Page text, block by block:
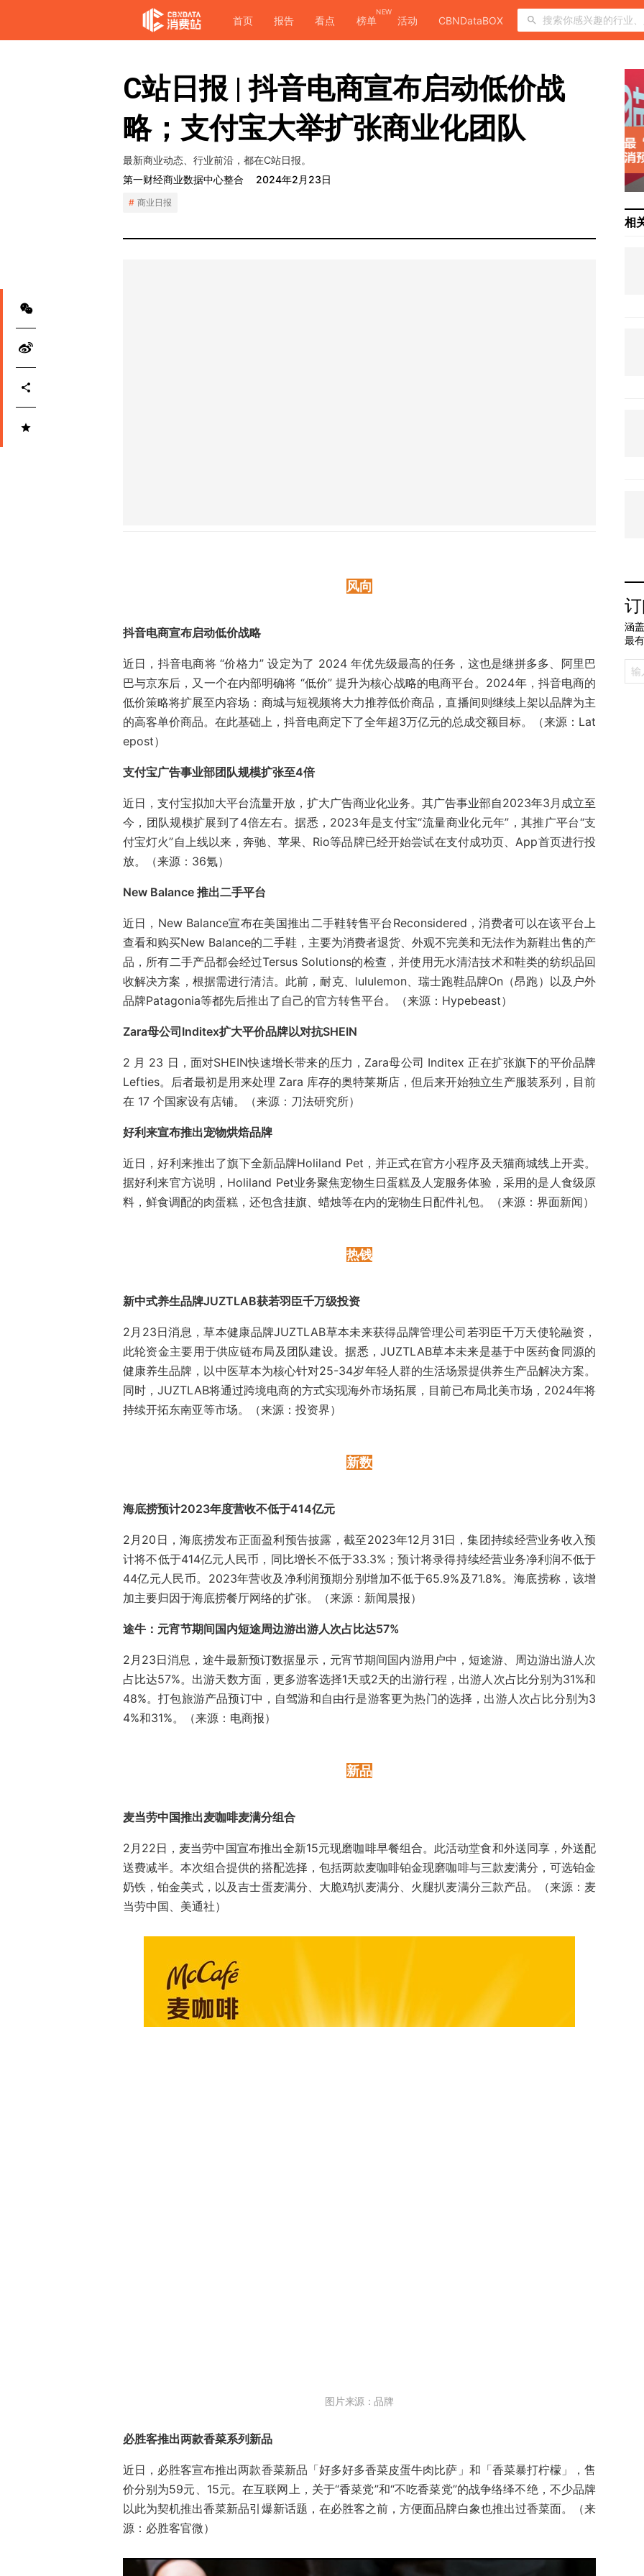
首页 报告 看点 榜单
NEW
活动 CBNDataBOX
C站日报 | 抖音电商宣布启动低价战
略；支付宝大举扩张商业化团队
最新商业动态、行业前沿，都在C站日报。
第一财经商业数据中心整合
2024年2月23日
商业日报
风向
抖音电商宣布启动低价战略
近日，抖音电商将 “价格力” 设定为了 2024 年优先级最高的任务，这也是继拼多多、阿里巴
巴与京东后，又一个在内部明确将 “低价” 提升为核心战略的电商平台。2024年，抖音电商的
低价策略将扩展至内容场：商城与短视频将大力推荐低价商品，直播间则继续上架以品牌为主
的高客单价商品。在此基础上，抖音电商定下了全年超3万亿元的总成交额目标。（来源：Lat
epost）
支付宝广告事业部团队规模扩张至4倍
近日，支付宝拟加大平台流量开放，扩大广告商业化业务。其广告事业部自2023年3月成立至
今，团队规模扩展到了4倍左右。据悉，2023年是支付宝“流量商业化元年”，其推广平台“支
付宝灯火”自上线以来，奔驰、苹果、Rio等品牌已经开始尝试在支付成功页、App首页进行投
放。（来源：36氪）
New Balance 推出二手平台
近日，New Balance宣布在美国推出二手鞋转售平台Reconsidered，消费者可以在该平台上
查看和购买New Balance的二手鞋，主要为消费者退货、外观不完美和无法作为新鞋出售的产
品，所有二手产品都会经过Tersus Solutions的检查，并使用无水清洁技术和鞋类的纺织品回
收解决方案，根据需进行清洁。此前，耐克、lululemon、瑞士跑鞋品牌On（昂跑）以及户外
品牌Patagonia等都先后推出了自己的官方转售平台。（来源：Hypebeast）
Zara母公司Inditex扩大平价品牌以对抗SHEIN
2 月 23 日，面对SHEIN快速增长带来的压力，Zara母公司 Inditex 正在扩张旗下的平价品牌
Lefties。后者最初是用来处理 Zara 库存的奥特莱斯店，但后来开始独立生产服装系列，目前
在 17 个国家设有店铺。（来源：刀法研究所）
好利来宣布推出宠物烘焙品牌
近日，好利来推出了旗下全新品牌Holiland Pet，并正式在官方小程序及天猫商城线上开卖。
据好利来官方说明，Holiland Pet业务聚焦宠物生日蛋糕及人宠服务体验，采用的是人食级原
料，鲜食调配的肉蛋糕，还包含挂旗、蜡烛等在内的宠物生日配件礼包。（来源：界面新闻）
热钱
新中式养生品牌JUZTLAB获若羽臣千万级投资
2月23日消息，草本健康品牌JUZTLAB草本未来获得品牌管理公司若羽臣千万天使轮融资，
此轮资金主要用于供应链布局及团队建设。据悉，JUZTLAB草本未来是基于中医药食同源的
健康养生品牌，以中医草本为核心针对25-34岁年轻人群的生活场景提供养生产品解决方案。
同时，JUZTLAB将通过跨境电商的方式实现海外市场拓展，目前已布局北美市场，2024年将
持续开拓东南亚等市场。（来源：投资界）
新数
海底捞预计2023年度营收不低于414亿元
2月20日，海底捞发布正面盈利预告披露，截至2023年12月31日，集团持续经营业务收入预
计将不低于414亿元人民币，同比增长不低于33.3%；预计将录得持续经营业务净利润不低于
44亿元人民币。2023年营收及净利润预期分别增加不低于65.9%及71.8%。海底捞称，该增
加主要归因于海底捞餐厅网络的扩张。（来源：新闻晨报）
途牛：元宵节期间国内短途周边游出游人次占比达57%
2月23日消息，途牛最新预订数据显示，元宵节期间国内游用户中，短途游、周边游出游人次
占比达57%。出游天数方面，更多游客选择1天或2天的出游行程，出游人次占比分别为31%和
48%。打包旅游产品预订中，自驾游和自由行是游客更为热门的选择，出游人次占比分别为3
4%和31%。（来源：电商报）
新品
麦当劳中国推出麦咖啡麦满分组合
2月22日，麦当劳中国宣布推出全新15元现磨咖啡早餐组合。此活动堂食和外送同享，外送配
送费减半。本次组合提供的搭配选择，包括两款麦咖啡铂金现磨咖啡与三款麦满分，可选铂金
奶铁，铂金美式，以及吉士蛋麦满分、大脆鸡扒麦满分、火腿扒麦满分三款产品。（来源：麦
当劳中国、美通社）
图片来源：品牌
必胜客推出两款香菜系列新品
近日，必胜客宣布推出两款香菜新品「好多好多香菜皮蛋牛肉比萨」和「香菜暴打柠檬」，售
价分别为59元、15元。在互联网上，关于“香菜党”和“不吃香菜党”的战争络绎不绝，不少品牌
以此为契机推出香菜新品引爆新话题，在必胜客之前，方便面品牌白象也推出过香菜面。（来
源：必胜客官微）
相
涵
最